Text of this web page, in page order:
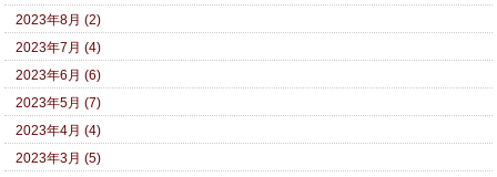
2023年8月 (2)
2023年7月 (4)
2023年6月 (6)
2023年5月 (7)
2023年4月 (4)
2023年3月 (5)